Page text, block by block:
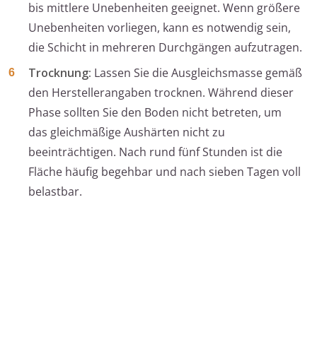
bis mittlere Unebenheiten geeignet. Wenn größere
Unebenheiten vorliegen, kann es notwendig sein,
die Schicht in mehreren Durchgängen aufzutragen.
Trocknung: Lassen Sie die Ausgleichsmasse gemäß
den Herstellerangaben trocknen. Während dieser
Phase sollten Sie den Boden nicht betreten, um
das gleichmäßige Aushärten nicht zu
beeinträchtigen. Nach rund fünf Stunden ist die
Fläche häufig begehbar und nach sieben Tagen voll
belastbar.